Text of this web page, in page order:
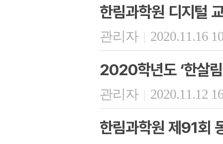
한림과학원 디지털
관리자 | 2020.11.16
2020학년도 ‘한살
관리자 | 2020.11.12
한림과학원 제91회